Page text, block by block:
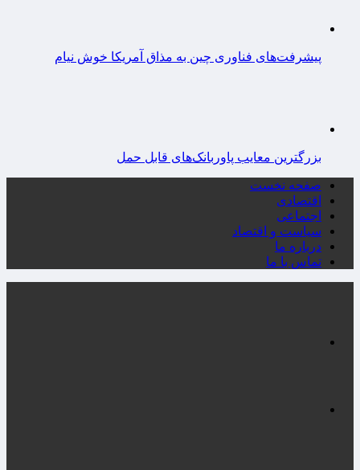
پیشرفت‌های فناوری چین به مذاق آمریکا خوش نیام
بزرگترین معایب پاوربانک‌های قابل حمل
صفحه نخست
اقتصادی
اجتماعی
سیاست و اقتصاد
درباره ما
تماس با ما